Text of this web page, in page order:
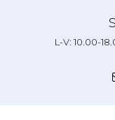
L-V: 10.00-